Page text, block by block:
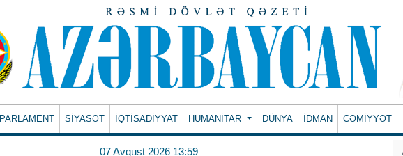
PARLAMENT SİYASƏT İQTİSADİYYAT HUMANITAR DÜNYA İDMAN CƏMİYYƏT
07 Avqust 2026 13:59